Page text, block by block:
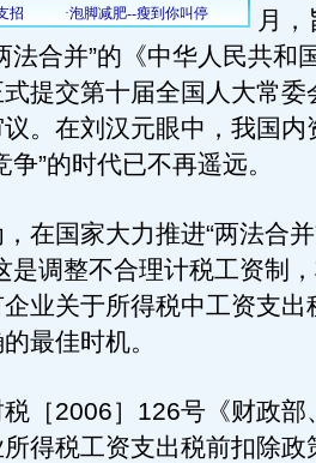
月
法合并”的《中华人民共和
提交第十届全国人大常委
。在刘汉元眼中，我国内
”的时代已不再遥远。
国家大力推进“两法合并
是调整不合理计税工资制
业关于所得税中工资支出
最佳时机。
2006］126号《财政部
得税工资支出税前扣除政